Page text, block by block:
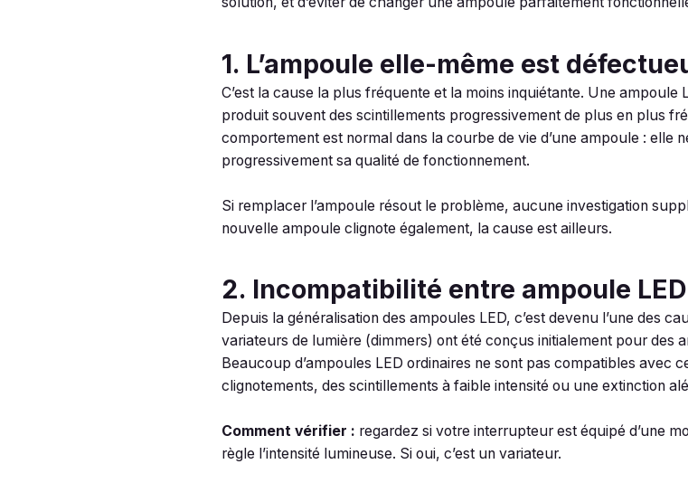
1. L’ampoule elle-même est
C’est la cause la plus fréquente et la moins inquiétante. Une
produit souvent des scintillements progressivement de plus en plus
comportement est normal dans la courbe de vie d’une ampoule : elle
progressivement sa qualité de fonctionnement.
Si remplacer l’ampoule résout le problème, aucune investigation
nouvelle ampoule clignote également, la cause est ailleurs.
2. Incompatibilité entre ampoule
Depuis la généralisation des ampoules LED, c’est devenu l’une des
variateurs de lumière (dimmers) ont été conçus initialement pour des
Beaucoup d’ampoules LED ordinaires ne sont pas compatibles avec
clignotements, des scintillements à faible intensité ou une extinction
Comment vérifier : regardez si votre interrupteur est équipé d’une
règle l’intensité lumineuse. Si oui, c’est un variateur.